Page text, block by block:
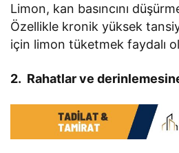
Limon, kan basıncını
Özellikle kronik yüksek
için limon tüketmek faydalı
2. Rahatlar ve